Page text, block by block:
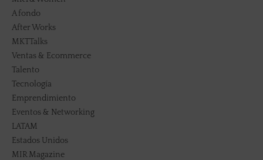
A fondo
After Works
MKTTalks
Ventas & Ecommerce
Talento
Tecnología
Emprendimiento
Eventos & Networking
LATAM
Estados Unidos
MIR Magazine